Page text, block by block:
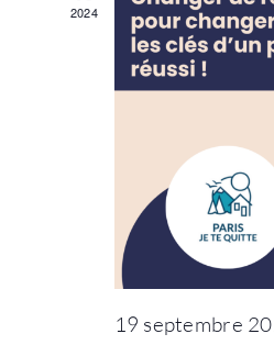
2024
19 septembre
Rester
Mot de passe
Se